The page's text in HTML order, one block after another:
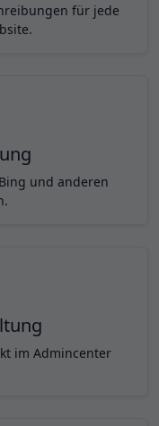
für jede
und anderen
im Admincenter